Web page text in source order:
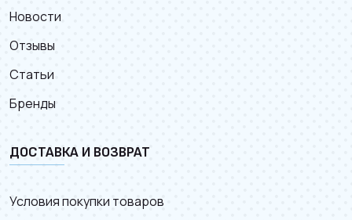
Новости
Отзывы
Статьи
Бренды
ДОСТАВКА И ВОЗВРАТ
Условия покупки товаров